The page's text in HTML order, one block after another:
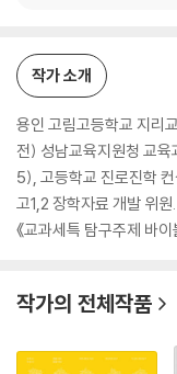
작가 소개
용인 고림고등학교 지리
전) 성남교육지원청 교
5), 고등학교 진로진학
고1,2 장학자료 개발 위원.
《교과세특 탐구주제 바
작가의 전체작품